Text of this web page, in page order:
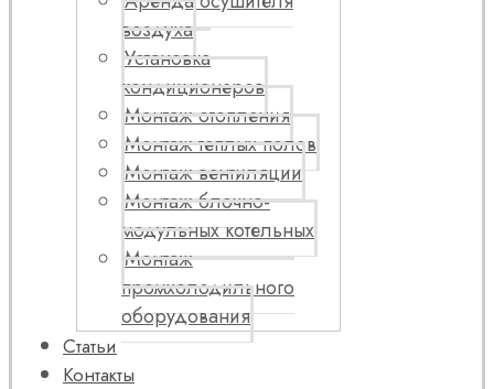
воздуха
Установка
кондиционеров
Монтаж отопления
Монтаж теплых полов
Монтаж вентиляции
Монтаж блочно-
модульных котельных
Монтаж
промхолодильного
оборудования
Статьи
Контакты